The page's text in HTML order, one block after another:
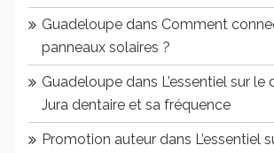
Guadeloupe dans Comment
panneaux solaires ?
Guadeloupe dans L’essentiel sur
Jura dentaire et sa fréquence
Promotion auteur dans L’essentiel